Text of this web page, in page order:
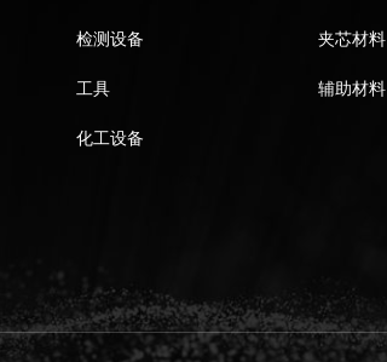
检测设备
工具
化工设备
夹芯材料
辅助材料